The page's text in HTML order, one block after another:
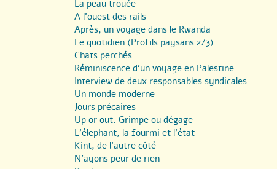
La peau trouée
A l’ouest des rails
Après, un voyage dans le Rwanda
Le quotidien (Profils paysans 2/3)
Chats perchés
Réminiscence d’un voyage en Palestine
Interview de deux responsables syndicales
Un monde moderne
Jours précaires
Up or out. Grimpe ou dégage
L’élephant, la fourmi et l’état
Kint, de l’autre côté
N’ayons peur de rien